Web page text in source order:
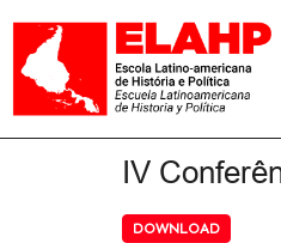
IV
DOWNLOAD